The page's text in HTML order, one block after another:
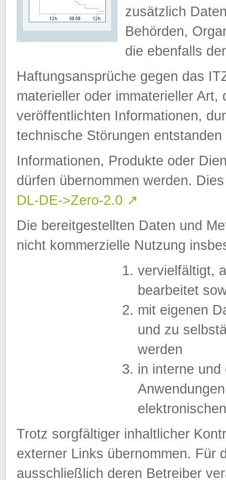
zusätzlich
Behörden,
die ebenfalls
Haftungsansprüche gegen das
materieller oder immaterieller
veröffentlichten Informationen,
technische Störungen
Informationen, Produkte oder
dürfen übernommen werden.
DL-DE->Zero-2.0 ↗
Die bereitgestellten Daten und
nicht kommerzielle Nutzung
vervielfältigt,
bearbeitet
mit eigenen
und zu
werden
in interne
Trotz sorgfältiger inhaltlicher
externer Links übernommen. Für
ausschließlich deren Betreiber